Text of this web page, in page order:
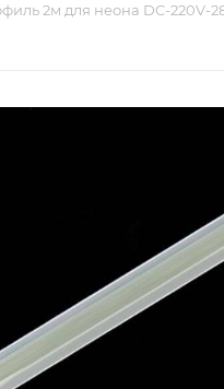
2м для неона DC-220V-